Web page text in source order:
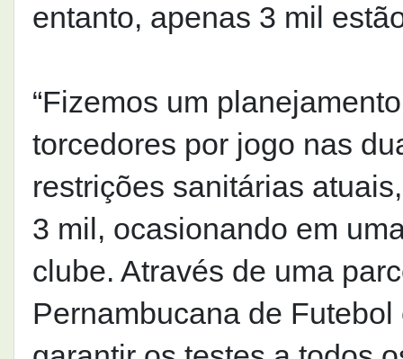
entanto, apenas 3 mil
“Fizemos um
torcedores por jogo nas
restrições sanitárias
3 mil, ocasionando em
clube. Através de uma
Pernambucana de